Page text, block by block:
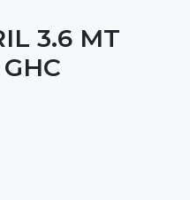
3.6 MT